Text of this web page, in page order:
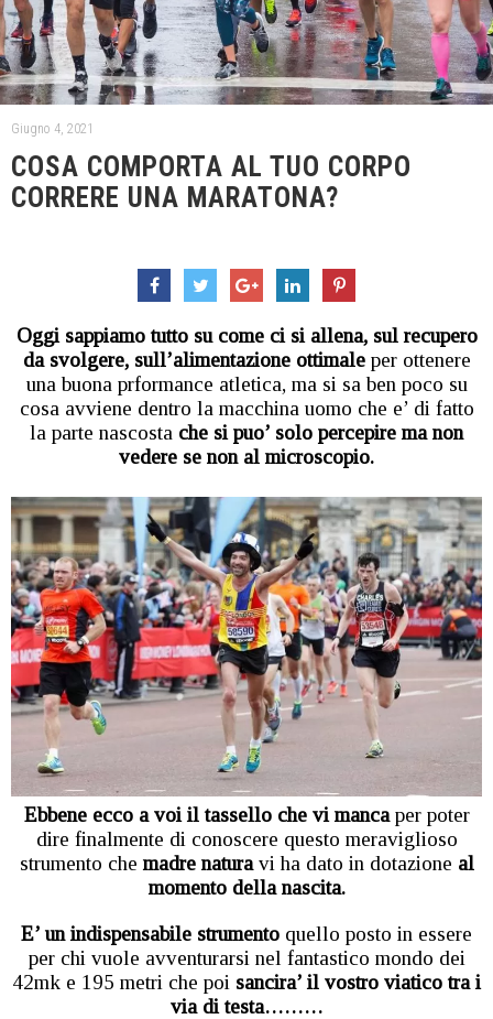
Giugno 4, 2021
COSA COMPORTA AL TUO CORPO
CORRERE UNA MARATONA?
Oggi sappiamo tutto su come ci si allena, sul recupero
da svolgere, sull’alimentazione ottimaleper ottenere
una buona prformance atletica, ma si sa ben poco su
cosa avviene dentro la macchina uomo che e’ di fatto
la parte nascosta che si puo’ solo percepire ma non
vedere se non al microscopio.
Ebbene ecco a voi il tassello che vi mancaper poter
dire finalmente di conoscere questo meraviglioso
strumento che madre naturavi ha dato in dotazione al
momento della nascita.
E’ un indispensabile strumento quello posto in essere
per chi vuole avventurarsi nel fantastico mondo dei
42mk e 195 metri che poi sancira’ il vostro viatico tra i
via di testa………